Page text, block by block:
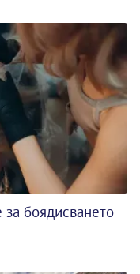
за боядисването